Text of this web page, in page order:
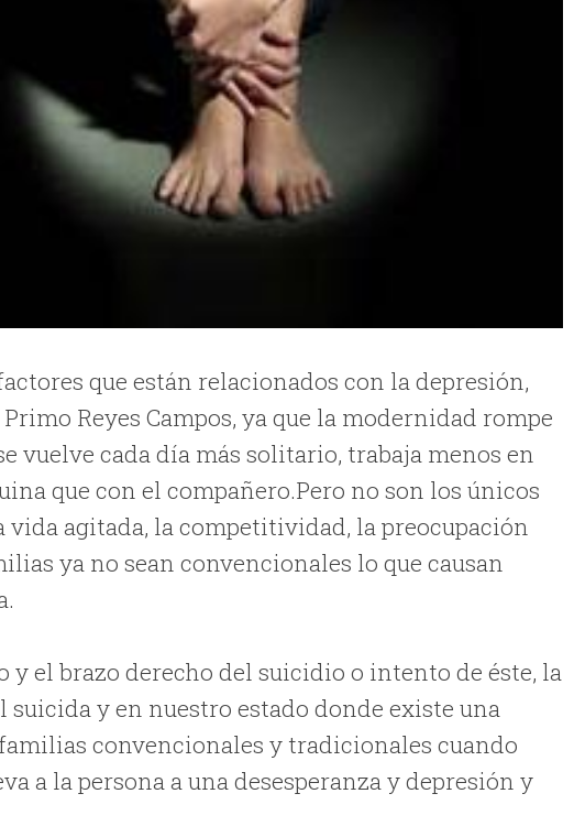
que están relacionados con la depresión,
Reyes Campos, ya que la modernidad rompe
cada día más solitario, trabaja menos en
que con el compañero.Pero no son los únicos
agitada, la competitividad, la preocupación
ya no sean convencionales lo que causan
y el brazo derecho del suicidio o intento de éste, la
y en nuestro estado donde existe una
convencionales y tradicionales cuando
a la persona a una desesperanza y depresión y